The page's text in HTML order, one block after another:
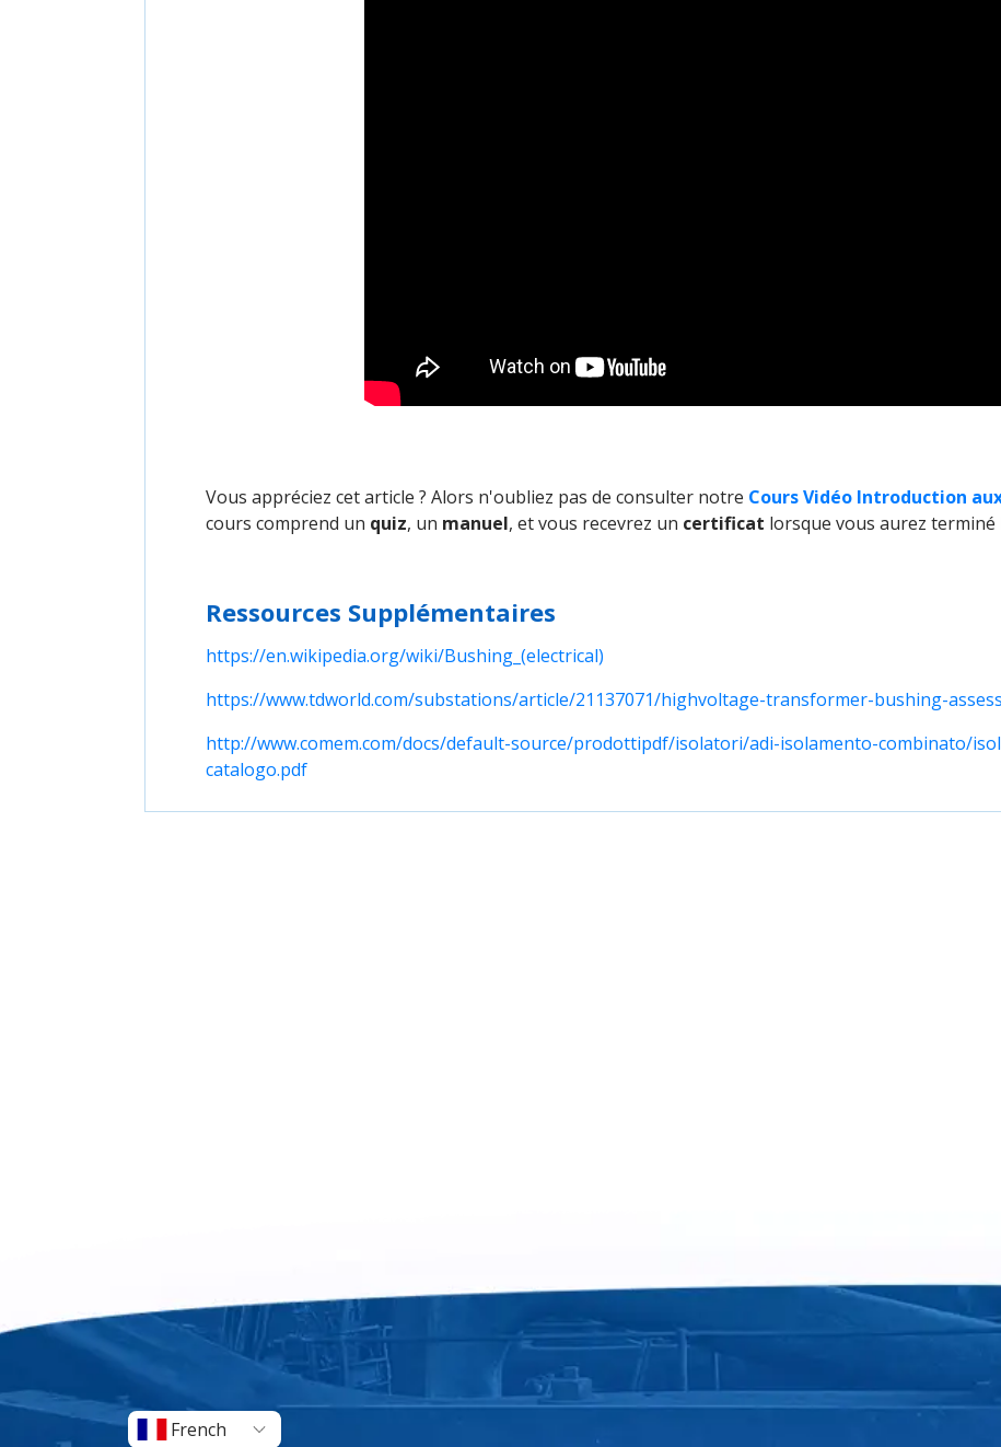
Vous appréciez cet article ? Alors n'oubliez pas de consulter notre Cours Vidéo Introduction
cours comprend un quiz, un manuel, et vous recevrez un certificat lorsque vous aurez terminé
Ressources Supplémentaires
https://en.wikipedia.org/wiki/Bushing_(electrical)
https://www.tdworld.com/substations/article/21137071/highvoltage-transformer-bushing-
http://www.comem.com/docs/default-source/prodottipdf/isolatori/adi-isolamento-combinato/
catalogo.pdf
French